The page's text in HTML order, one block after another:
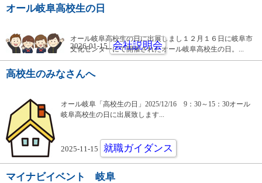
オール岐阜高校生の日
オール岐阜高校生の日に出展しまし１２月１６日に岐阜市
文化センターにて開催されたオール岐阜高校生の日。...
2026-01-15 会社説明会
高校生のみなさんへ
オール岐阜「高校生の日」2025/12/16 9：30～15：30オール
岐阜高校生の日に出展致します...
2025-11-15 就職ガイダンス
マイナビイベント 岐阜